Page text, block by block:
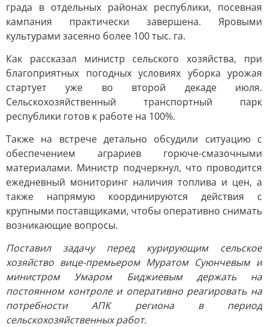
града в отдельных районах республики, посевная
кампания практически завершена. Яровыми
культурами засеяно более 100 тыс. га.
Как рассказал министр сельского хозяйства, при
благоприятных погодных условиях уборка урожая
стартует уже во второй декаде июля.
Сельскохозяйственный транспортный парк
республики готов к работе на 100%.
Также на встрече детально обсудили ситуацию с
обеспечением аграриев горюче-смазочными
материалами. Министр подчеркнул, что проводится
ежедневный мониторинг наличия топлива и цен, а
также напрямую координируются действия с
крупными поставщиками, чтобы оперативно снимать
возникающие вопросы.
Поставил задачу перед курирующим сельское
хозяйство вице-премьером Муратом Суюнчевым и
министром Умаром Биджиевым держать на
постоянном контроле и оперативно реагировать на
потребности АПК региона в период
сельскохозяйственных работ.